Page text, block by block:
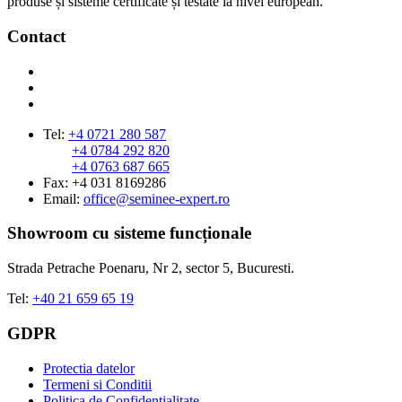
Contact
Tel: +4 0721 280 587
+4 0784 292 820
+4 0763 687 665
Fax: +4 031 8169286
Email: office@seminee-expert.ro
Showroom cu sisteme funcționale
Strada Petrache Poenaru, Nr 2, sector 5, Bucuresti.
Tel: +40 21 659 65 19
GDPR
Protectia datelor
Termeni si Conditii